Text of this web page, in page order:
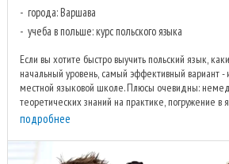
города: Варшава
учеба в польше: курс польского языка
Если вы хотите быстро выучить польский язык,
начальный уровень, самый эффективный вариант -
местной языковой школе. Плюсы очевидны:
теоретических знаний на практике, погружение в
подробнее